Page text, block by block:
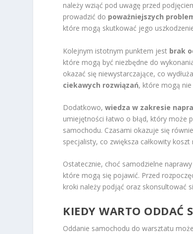
należy wziąć pod uwagę przed
prowadzić do poważniejszych
które mogą skutkować jego
Kolejnym istotnym punktem jest brak
które mogą być niezbędne do
okazać się niewystarczające, co
ciekawych rozwiązań, które mogą nie
Dodatkowo,wiedza w zakresie
umiejętności łatwo o błąd, który może
samochodu. Czasami okazuje się
specjalisty, co zwiększa całkowity koszt
Ostatecznie, choć samodzielne
które mogą się pojawić. Przed
kroki należy podjąć oraz skonsultować
KIEDY WARTO ODDAĆ
Oddanie samochodu do warsztatu